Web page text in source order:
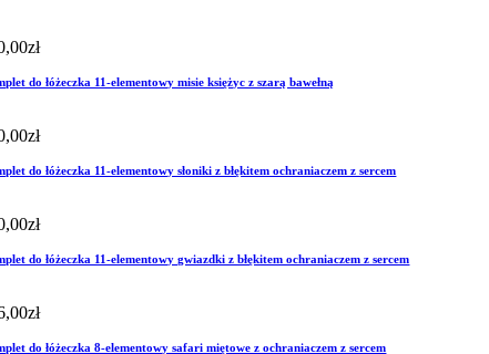
zł
do łóżeczka 11-elementowy misie księżyc z szarą bawełną
zł
do łóżeczka 11-elementowy słoniki z błękitem ochraniaczem z sercem
zł
do łóżeczka 11-elementowy gwiazdki z błękitem ochraniaczem z sercem
zł
do łóżeczka 8-elementowy safari miętowe z ochraniaczem z sercem